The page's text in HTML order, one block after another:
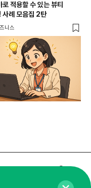
로 적용할 수 있는 뷰티
사례 모음집 2탄
니스